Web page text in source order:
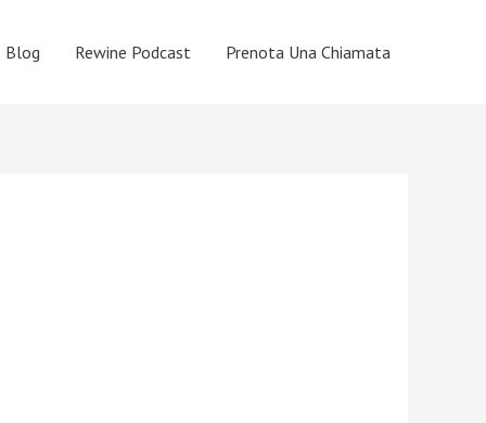
Blog Rewine Podcast Prenota Una Chiamata